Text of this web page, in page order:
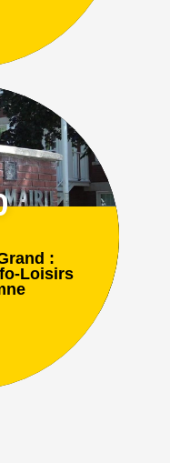
:
Loisirs